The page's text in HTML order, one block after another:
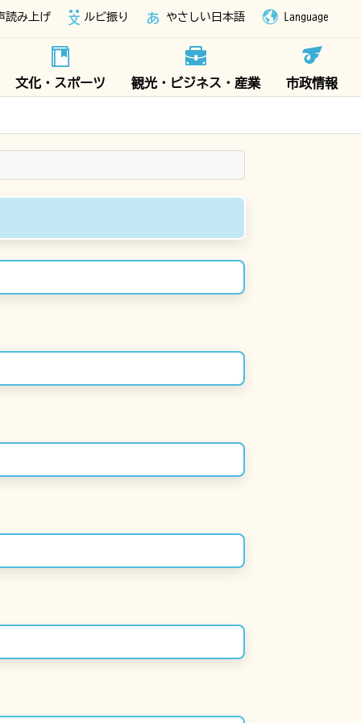
読み上げ ルビ振り やさしい日本語 Language
文化・スポーツ 観光・ビジネス・産業 市政情報